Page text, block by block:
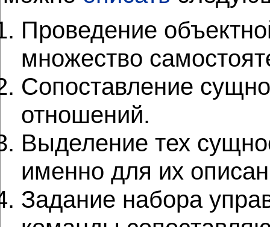
Проведение
множество
Сопоставление
отношений.
Выделение тех
именно для их
Задание набора